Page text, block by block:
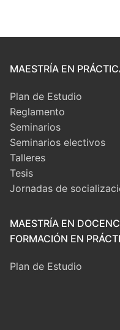
MAESTRÍA EN
Plan de Estudio
Reglamento
Seminarios
Seminarios electivos
Talleres
Tesis
Jornadas de
MAESTRÍA EN
FORMACIÓN EN
Plan de Estudio